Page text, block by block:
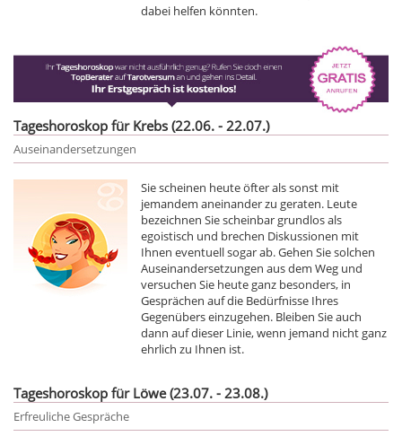
dabei helfen könnten.
Tageshoroskop für Krebs (22.06. - 22.07.)
Auseinandersetzungen
Sie scheinen heute öfter als sonst mit
jemandem aneinander zu geraten. Leute
bezeichnen Sie scheinbar grundlos als
egoistisch und brechen Diskussionen mit
Ihnen eventuell sogar ab. Gehen Sie solchen
Auseinandersetzungen aus dem Weg und
versuchen Sie heute ganz besonders, in
Gesprächen auf die Bedürfnisse Ihres
Gegenübers einzugehen. Bleiben Sie auch
dann auf dieser Linie, wenn jemand nicht ganz
ehrlich zu Ihnen ist.
Tageshoroskop für Löwe (23.07. - 23.08.)
Erfreuliche Gespräche